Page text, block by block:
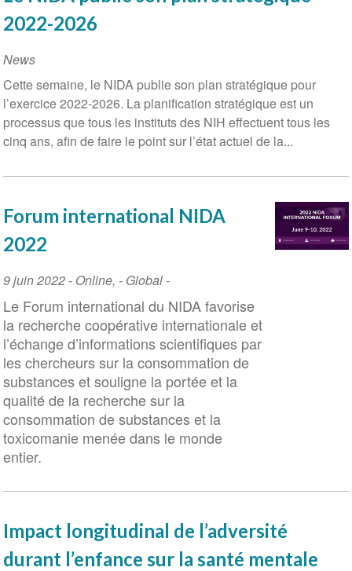
2022-2026
News
Cette semaine, le NIDA publie son plan stratégique pour
l’exercice 2022-2026. La planification stratégique est un
processus que tous les instituts des NIH effectuent tous les
cinq ans, afin de faire le point sur l’état actuel de la...
Forum international NIDA
2022
Event
Date
9 juin 2022- Online, - Global -
Le Forum international du NIDA favorise
la recherche coopérative internationale et
l’échange d’informations scientifiques par
les chercheurs sur la consommation de
substances et souligne la portée et la
qualité de la recherche sur la
consommation de substances et la
toxicomanie menée dans le monde
entier.
Impact longitudinal de l’adversité
durant l’enfance sur la santé mentale